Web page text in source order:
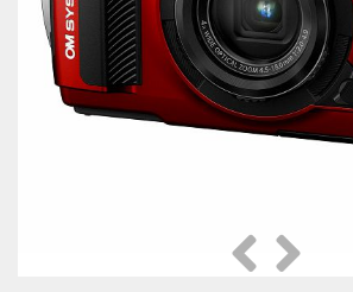
PrethodnaSlijedeća